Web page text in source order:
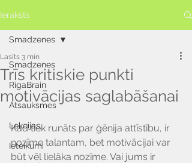
Ieraksts
Smadzenes
RigaBrain
Atsauksmes
Lekcijas
Ieteikumi
Smadzenes
Trīs kritiskie punkti
motivācijas saglabāšanai
Lasīts 3 min
Kad tiek runāts par ģēnija attīstību, ir
nozīme talantam, bet motivācijai var
būt vēl lielāka nozīme. Vai jums ir